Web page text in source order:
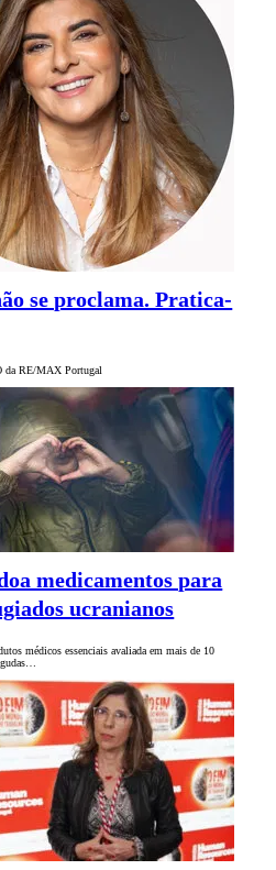
se proclama. Pratica-
da RE/MAX Portugal
medicamentos para
ucranianos
médicos essenciais avaliada em mais de 10